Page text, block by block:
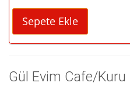
Gül Evim Cafe/